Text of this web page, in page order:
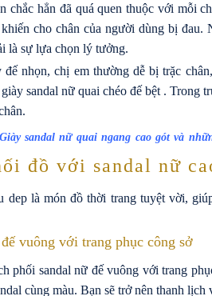
chắc hẳn đã quá quen thuộc với mỗi
cho chân của người dùng bị đau.
là sự lựa chọn lý tưởng.
nhọn, chị em thường dễ bị trặc
sandal nữ quai chéo đế bệt . Trong
Giày sandal nữ quai ngang cao gót và
đồ với sandal nữ
dep là món đồ thời trang tuyệt vời,
vuông với trang phục công sở
phối sandal nữ đế vuông với trang
cùng màu. Bạn sẽ trở nên thanh